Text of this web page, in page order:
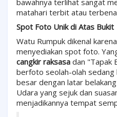
bawahnya terlihat sangat
matahari terbit atau
Spot Foto Unik di Atas Bukit
Watu Rumpuk dikenal
menyediakan spot foto.
cangkir raksasa dan "Tapak
berfoto seolah-olah sedang
besar dengan latar
Udara yang sejuk dan
menjadikannya tempat